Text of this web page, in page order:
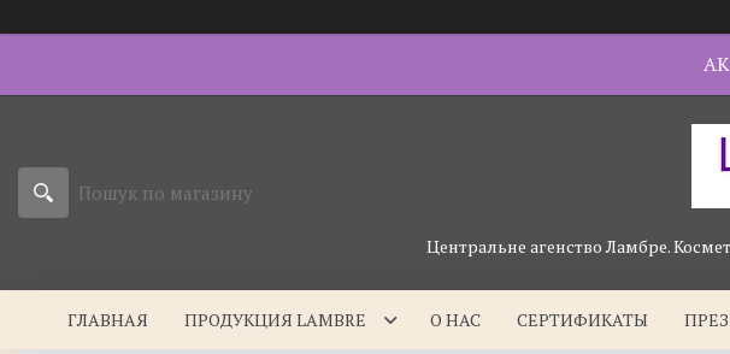
Центральне агенство Ламбре.
ГЛАВНАЯ ПРОДУКЦИЯ LAMBRE О НАС СЕРТИФИКАТЫ